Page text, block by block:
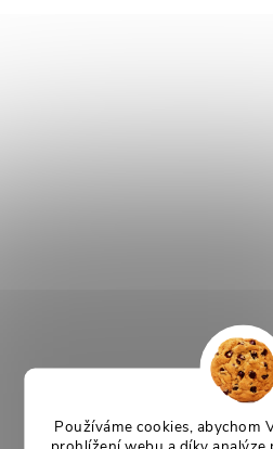
Používáme cookies, abychom